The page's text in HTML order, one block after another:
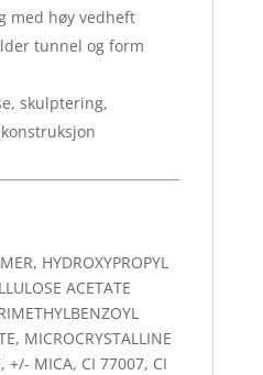
med høy vedheft
tunnel og form
skulptering,
HYDROXYPROPYL
ACETATE
MICROCRYSTALLINE
+/- MICA, CI 77007, CI